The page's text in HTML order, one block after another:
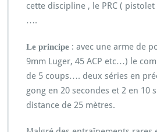
cette discipline , le PRC (
….
Le principe : avec une arme de
9mm Luger, 45 ACP etc…) le
de 5 coups…. deux séries en
gong en 20 secondes et 2 en
distance de 25 mètres.